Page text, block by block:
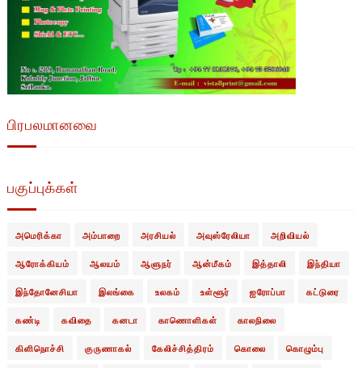
பிரபலமானவை
பகுப்புக்கள்
அமெரிக்கா அம்பாறை அரசியல் அவுஸ்ரேலியா அறிவியல்
ஆரோக்கியம் ஆலயம் ஆளுநர் ஆன்மீகம் இத்தாலி இந்தியா
இந்தோனேசியா இலங்கை உலகம் உள்ளூர் ஐரோப்பா கட்டுரை
கண்டி கவிதை கனடா காணொளிகள் காலநிலை
கிளிநொச்சி குருணாகல் கேலிச்சித்திரம் கொலை கொழும்பு